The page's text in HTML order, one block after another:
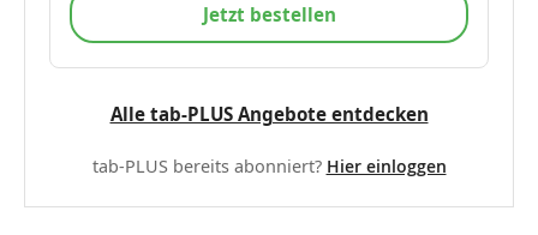
Jetzt bestellen
Alle tab-PLUS Angebote entdecken
tab-PLUS bereits abonniert? Hier einloggen